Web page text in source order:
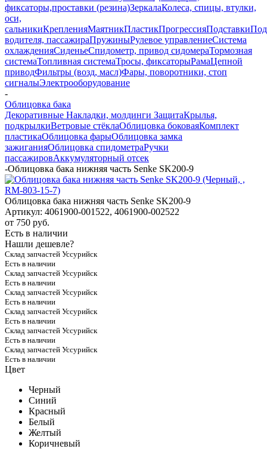
фиксаторы,проставки (резина)ЗеркалаКолеса, спицы, втулки,
оси,
сальникиКрепленияМаятникПластикПрогрессияПодставки
водителя, пассажираПружиныРулевое управлениеСистема
охлажденияСиденьеСпидометр, привод сидомераТормозная
системаТопливная системаТросы, фиксаторыРамаЦепной
приводФильтры (возд, масл)Фары, поворотники, стоп
сигналыЭлектрооборудование
-
Облицовка бака
Декоративные Накладки, молдинги ЗащитаКрылья,
подкрылкиВетровые стёклаОблицовка боковаяКомплект
пластикаОблицовка фарыОблицовка замка
зажиганияОблицовка спидометраРучки
пассажировАккумуляторный отсек
-Облицовка бака нижняя часть Senke SK200-9
Облицовка бака нижняя часть Senke SK200-9
Артикул: 4061900-001522, 4061900-002522
от 750 руб.
Есть в наличии
Нашли дешевле?
Склад запчастей Уссурийск
Есть в наличии
Склад запчастей Уссурийск
Есть в наличии
Склад запчастей Уссурийск
Есть в наличии
Склад запчастей Уссурийск
Есть в наличии
Склад запчастей Уссурийск
Есть в наличии
Склад запчастей Уссурийск
Есть в наличии
Цвет
Черный
Синий
Красный
Белый
Желтый
Коричневый